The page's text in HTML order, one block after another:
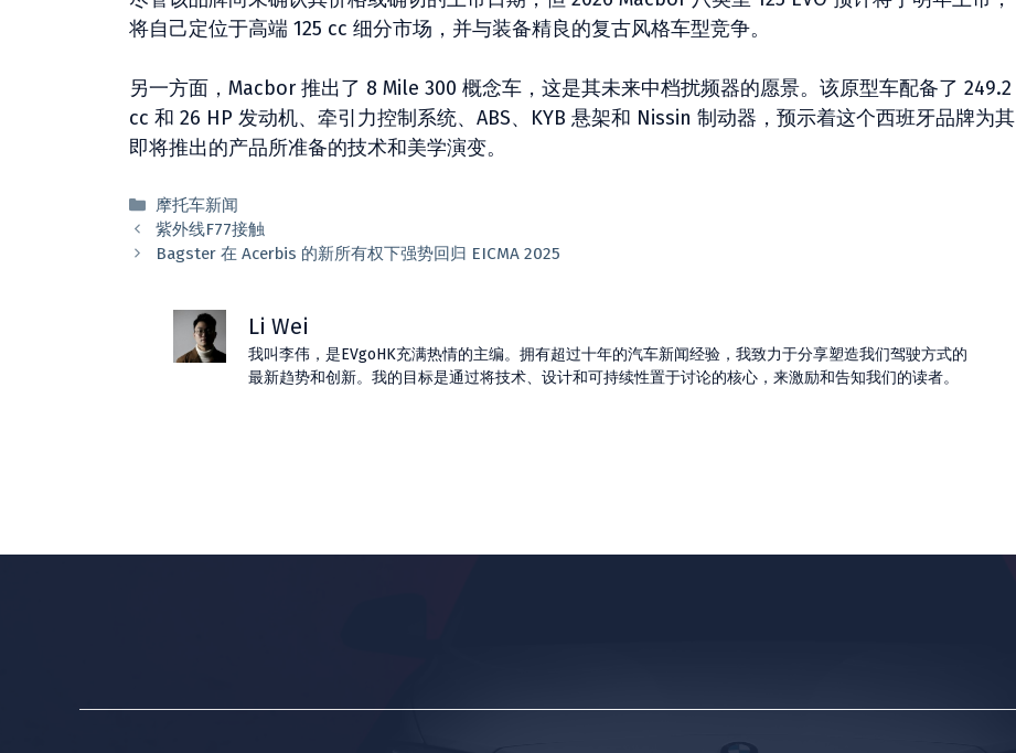
将自己定位于高端 125 cc 细分市场，并与装备精良的复古风格车型竞争。
另一方面，Macbor 推出了 8 Mile 300 概念车，这是其未来中档扰频器的愿景。该原型车配备了 249.2
cc 和 26 HP 发动机、牵引力控制系统、ABS、KYB 悬架和 Nissin 制动器，预示着这个西班牙品牌为其
即将推出的产品所准备的技术和美学演变。
分
类
摩托车新闻
紫外线F77接触
Bagster 在 Acerbis 的新所有权下强势回归 EICMA 2025
Li Wei
我叫李伟，是EVgoHK充满热情的主编。拥有超过十年的汽车新闻经验，我致力于分享塑造我们驾驶方式的
最新趋势和创新。我的目标是通过将技术、设计和可持续性置于讨论的核心，来激励和告知我们的读者。